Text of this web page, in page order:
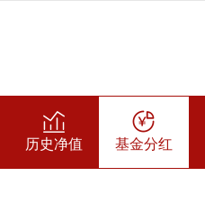
历史净值 基金分红